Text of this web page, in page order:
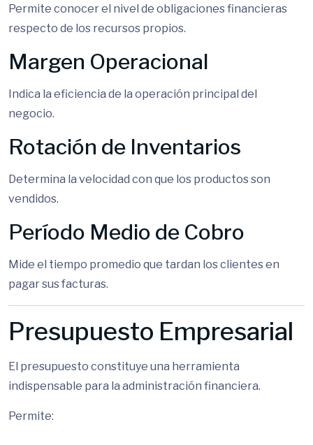
Permite conocer el nivel de obligaciones financieras
respecto de los recursos propios.
Margen Operacional
Indica la eficiencia de la operación principal del
negocio.
Rotación de Inventarios
Determina la velocidad con que los productos son
vendidos.
Período Medio de Cobro
Mide el tiempo promedio que tardan los clientes en
pagar sus facturas.
Presupuesto Empresarial
El presupuesto constituye una herramienta
indispensable para la administración financiera.
Permite: